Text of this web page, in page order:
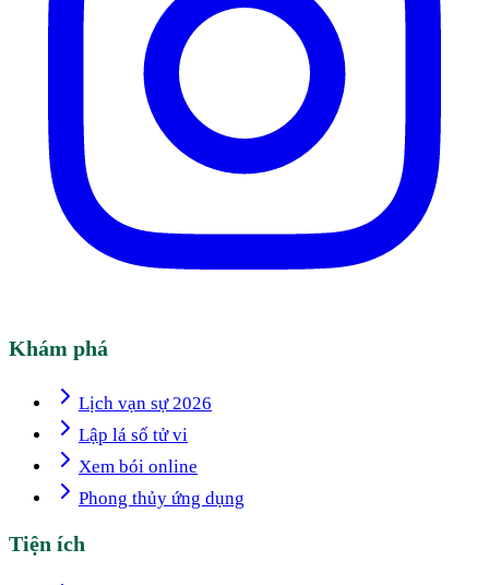
Khám phá
Lịch vạn sự 2026
Lập lá số tử vi
Xem bói online
Phong thủy ứng dụng
Tiện ích